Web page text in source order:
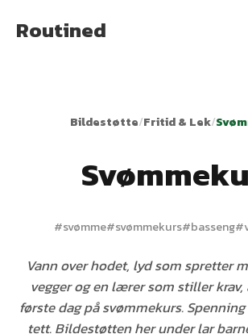
Routined
Bildestøtte/Fritid & Lek/
#svømme#svømmekurs#basseng#
Vann over hodet, lyd som spretter
vegger og en lærer som stiller krav,
første dag på svømmekurs.
tett. Bildestøtten her under lar